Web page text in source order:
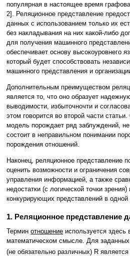
популярная в настоящее время
2]. Реляционное представление
данных с использованием только их
без накладывания на них какой-либо
для получения машинного
обеспечивает основу высокоуровнего
который будет способствовать
машинного представления и
Дополнительным преимуществом
является то, что оно образует
выводимости, избыточночти и
этом говорится во второй части
модель порождает ряд заблуждений,
состоит в неправильном понимании
порождения отношений.
Наконец, реляционное представление
оценить возможности и ограничения
управления информацией, а также
недостатки (с логической точки
конкурирующих представлений в одной
1. Реляционное представление
Термин отношение используется здесь
математическом смысле. Для
(не обязательно различных) R